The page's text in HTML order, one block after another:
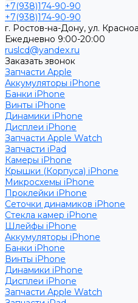
+7(938)174-90-90
+7(938)174-90-90
г. Ростов-на-Дону, ул.
Ежедневно 9:00-20:00
ruslcd@yandex.ru
Заказать звонок
Запчасти Apple
Аккумуляторы iPhone
Банки iPhone
Винты iPhone
Динамики iPhone
Дисплеи iPhone
Запчасти Apple Watch
Запчасти iPad
Камеры iPhone
Крышки (Корпуса) iPhone
Микросхемы iPhone
Проклейки iPhone
Сеточки динамиков iPhone
Стекла камер iPhone
Шлейфы iPhone
Аккумуляторы iPhone
Банки iPhone
Винты iPhone
Динамики iPhone
Дисплеи iPhone
Запчасти Apple Watch